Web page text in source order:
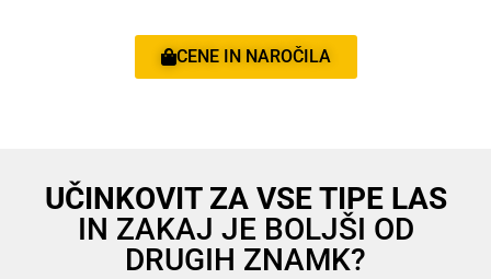
CENE IN NAROČILA
UČINKOVIT ZA VSE TIPE LAS
IN ZAKAJ JE BOLJŠI OD
DRUGIH ZNAMK?